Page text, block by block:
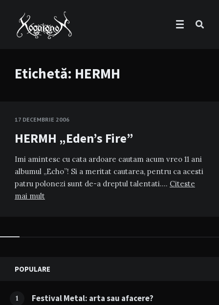
Etichetă: HERMH
17 DECEMBRIE 2006
HERMH „Eden’s Fire”
Imi amintesc cu cata ardoare cautam acum vreo 11 ani
albumul „Echo”! Si a meritat cautarea, pentru ca acesti
patru polonezi sunt de-a dreptul talentati…. Citeste
mai mult
Widgets
POPULARE
1 Festival Metal: arta sau afacere?